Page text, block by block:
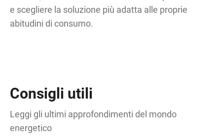
e scegliere la soluzione più adatta alle proprie
abitudini di consumo.
Consigli utili
Leggi gli ultimi approfondimenti del mondo
energetico